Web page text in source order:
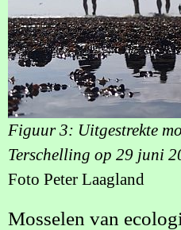
Figuur 3: Uitgestrekte
Terschelling op 29 juni
Foto Peter Laagland
Mosselen van